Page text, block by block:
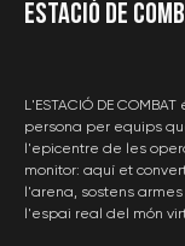
Estació de
L'ESTACIÓ DE
persona per equips
l'epicentre de les
monitor: aquí et
l'arena, sostens
l'espai real del món